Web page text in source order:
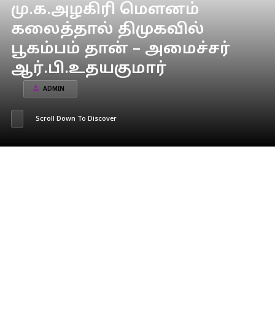
மு.க.அழகிரி மௌனம்
கலைத்தால் திமுகவில்
பூகம்பம் தான் – அமைச்சர்
ஆர்.பி.உதயகுமார்
ADMIN
Scroll Down To Discover